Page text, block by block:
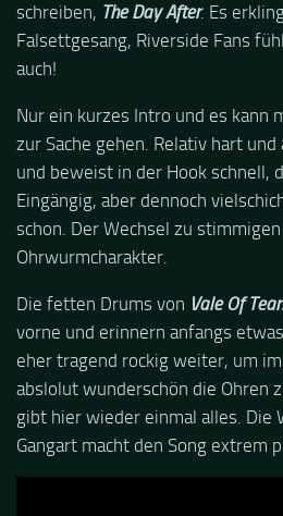
schreiben, The Day After. Es
Falsettgesang, Riverside Fans
auch!
Nur ein kurzes Intro und es kann
zur Sache gehen. Relativ hart
und beweist in der Hook schnell,
Eingängig, aber dennoch
schon. Der Wechsel zu
Ohrwurmcharakter.
Die fetten Drums von Vale Of
vorne und erinnern anfangs
eher tragend rockig weiter, um
abslolut wunderschön die Ohren
gibt hier wieder einmal alles. Die
Gangart macht den Song extrem